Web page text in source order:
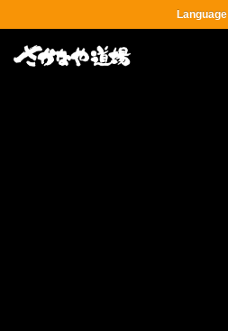
Language